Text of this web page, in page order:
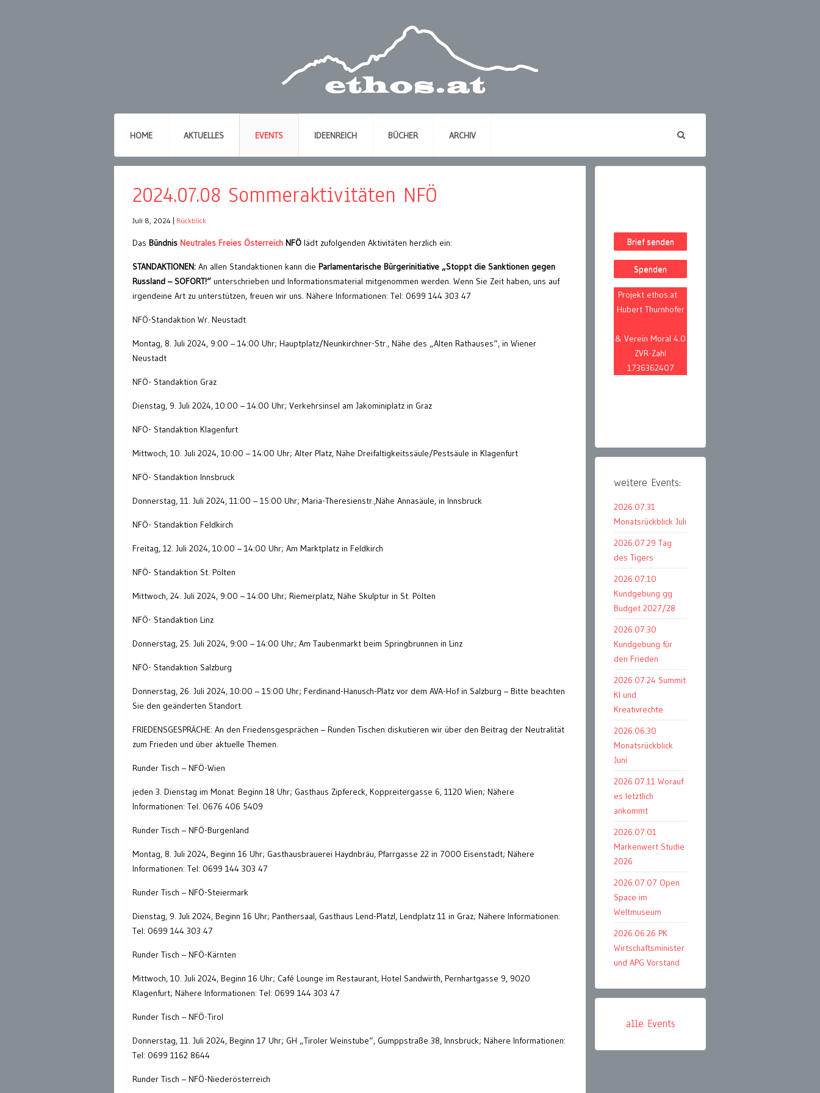
HOME AKTUELLES EVENTS IDEENREICH BÜCHER ARCHIV
2024.07.08 Sommeraktivitäten NFÖ
Juli 8, 2024 Rückblick
Das Bündnis Neutrales Freies Österreich NFÖ lädt zufolgenden Aktivitäten herzlich ein:
STANDAKTIONEN: An allen Standaktionen kann die Parlamentarische Bürgerinitiative „Stoppt die Sanktionen gegen
Russland – SOFORT!“ unterschrieben und Informationsmaterial mitgenommen werden. Wenn Sie Zeit haben, uns auf
irgendeine Art zu unterstützen, freuen wir uns. Nähere Informationen: Tel: 0699 144 303 47
NFÖ-Standaktion Wr. Neustadt
Montag, 8. Juli 2024, 9:00 – 14:00 Uhr; Hauptplatz/Neunkirchner-Str., Nähe des „Alten Rathauses“, in Wiener
Neustadt
NFÖ- Standaktion Graz
Dienstag, 9. Juli 2024, 10:00 – 14:00 Uhr; Verkehrsinsel am Jakominiplatz in Graz
NFÖ- Standaktion Klagenfurt
Mittwoch, 10. Juli 2024, 10:00 – 14:00 Uhr; Alter Platz, Nähe Dreifaltigkeitssäule/Pestsäule in Klagenfurt
NFÖ- Standaktion Innsbruck
Donnerstag, 11. Juli 2024, 11:00 – 15:00 Uhr; Maria-Theresienstr.,Nähe Annasäule, in Innsbruck
NFÖ- Standaktion Feldkirch
Freitag, 12. Juli 2024, 10:00 – 14:00 Uhr; Am Marktplatz in Feldkirch
NFÖ- Standaktion St. Pölten
Mittwoch, 24. Juli 2024, 9:00 – 14:00 Uhr; Riemerplatz, Nähe Skulptur in St. Pölten
NFÖ- Standaktion Linz
Donnerstag, 25. Juli 2024, 9:00 – 14:00 Uhr; Am Taubenmarkt beim Springbrunnen in Linz
NFÖ- Standaktion Salzburg
Donnerstag, 26. Juli 2024, 10:00 – 15:00 Uhr; Ferdinand-Hanusch-Platz vor dem AVA-Hof in Salzburg – Bitte beachten
Sie den geänderten Standort.
FRIEDENSGESPRÄCHE: An den Friedensgesprächen – Runden Tischen diskutieren wir über den Beitrag der Neutralität
zum Frieden und über aktuelle Themen.
Runder Tisch – NFÖ-Wien
jeden 3. Dienstag im Monat: Beginn 18 Uhr; Gasthaus Zipfereck, Koppreitergasse 6, 1120 Wien; Nähere
Informationen: Tel. 0676 406 5409
Runder Tisch – NFÖ-Burgenland
Montag, 8. Juli 2024, Beginn 16 Uhr; Gasthausbrauerei Haydnbräu, Pfarrgasse 22 in 7000 Eisenstadt; Nähere
Informationen: Tel: 0699 144 303 47
Runder Tisch – NFÖ-Steiermark
Dienstag, 9. Juli 2024, Beginn 16 Uhr; Panthersaal, Gasthaus Lend-Platzl, Lendplatz 11 in Graz; Nähere Informationen:
Tel: 0699 144 303 47
Runder Tisch – NFÖ-Kärnten
Mittwoch, 10. Juli 2024, Beginn 16 Uhr; Café Lounge im Restaurant, Hotel Sandwirth, Pernhartgasse 9, 9020
Klagenfurt; Nähere Informationen: Tel: 0699 144 303 47
Runder Tisch – NFÖ-Tirol
Donnerstag, 11. Juli 2024, Beginn 17 Uhr; GH „Tiroler Weinstube“, Gumppstraße 38, Innsbruck; Nähere Informationen:
Tel: 0699 1162 8644
Runder Tisch – NFÖ-Niederösterreich
Brief senden
Spenden
Projekt ethos.at
Hubert Thurnhofer
& Verein Moral 4.0
ZVR-Zahl
1736362407
weitere Events:
2026.07.31
Monatsrückblick Juli
2026.07.29 Tag
des Tigers
2026.07.10
Kundgebung gg
Budget 2027/28
2026.07.30
Kundgebung für
den Frieden
2026.07.24 Summit
KI und
Kreativrechte
2026.06.30
Monatsrückblick
Juni
2026.07.11 Worauf
es letztlich
ankommt
2026.07.01
Markenwert Studie
2026
2026.07.07 Open
Space im
Weltmuseum
2026.06.26 PK
Wirtschaftsminister
und APG Vorstand
alle Events